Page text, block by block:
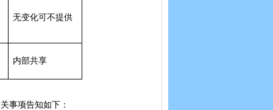
无变化可不提供
内部共享
事项告知如下：